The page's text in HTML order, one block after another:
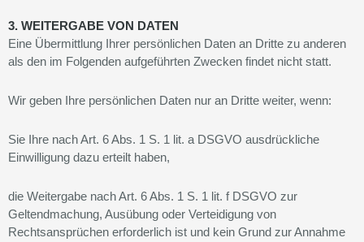
3. WEITERGABE VON DATEN
Eine Übermittlung Ihrer persönlichen Daten an Dritte zu anderen
als den im Folgenden aufgeführten Zwecken findet nicht statt.
Wir geben Ihre persönlichen Daten nur an Dritte weiter, wenn:
Sie Ihre nach Art. 6 Abs. 1 S. 1 lit. a DSGVO ausdrückliche
Einwilligung dazu erteilt haben,
die Weitergabe nach Art. 6 Abs. 1 S. 1 lit. f DSGVO zur
Geltendmachung, Ausübung oder Verteidigung von
Rechtsansprüchen erforderlich ist und kein Grund zur Annahme